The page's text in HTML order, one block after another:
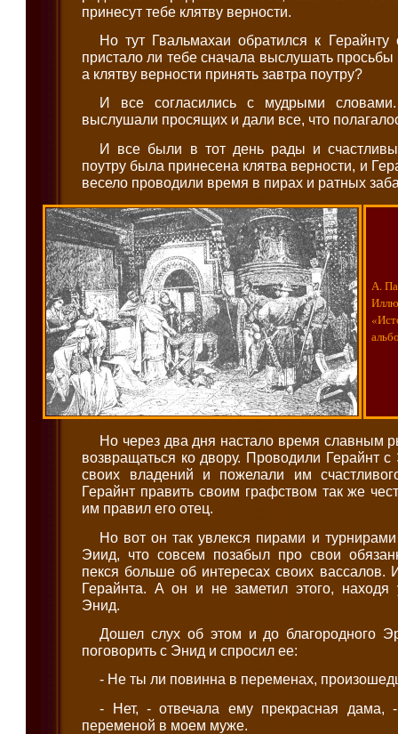
принесут тебе клятву верности.
Но тут Гвальмахаи обратился к
пристало ли тебе сначала выслушать
а клятву верности принять завтра поутру?
И все согласились с мудрыми
выслушали просящих и дали все, что
И все были в тот день рады и
поутру была принесена клятва верности, и
весело проводили время в пирах и ратных
А.
Но через два дня настало время славным
возвращаться ко двору. Проводили Герайнт с
своих владений и пожелали им
Герайнт править своим графством так же
им правил его отец.
Но вот он так увлекся пирами и
Эиид, что совсем позабыл про свои
пекся больше об интересах своих вассалов.
Герайнта. А он и не заметил этого,
Энид.
Дошел слух об этом и до благородного
поговорить с Энид и спросил ее:
- Не ты ли повинна в переменах,
- Нет, - отвечала ему прекрасная дама,
переменой в моем муже.